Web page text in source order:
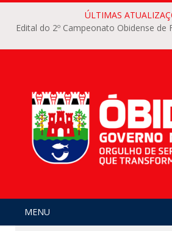
ÚLTIMAS
Edital do 2º Campeonato Obidense de
MENU